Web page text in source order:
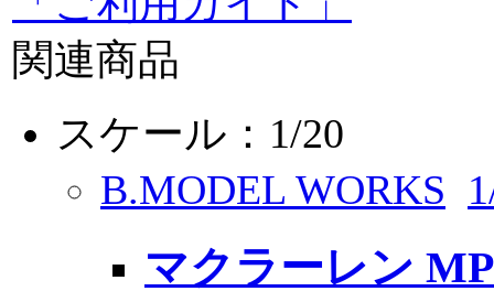
関連商品
スケール：1/20
B.MODEL WORKS
マクラーレン